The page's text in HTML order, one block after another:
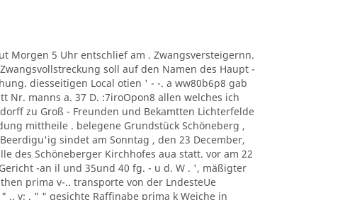
Morgen 5 Uhr entschlief am . Zwangsversteigernn.
soll auf den Namen des Haupt -
diesseitigen Local otien ' - -. a ww80b6p8 gab
Nr. manns a. 37 D. :7iroOpon8 allen welches ich
zu Groß - Freunden und Bekamtten Lichterfelde
mittheile . belegene Grundstück Schöneberg ,
sindet am Sonntag , den 23 December,
des Schöneberger Kirchhofes aua statt. vor am 22
-an il und 35und 40 fg. - u d. W . ', mäßigter
prima v-.. transporte von der LndesteUe
v; . " " gesichte Raffinabe prima k Weiche in